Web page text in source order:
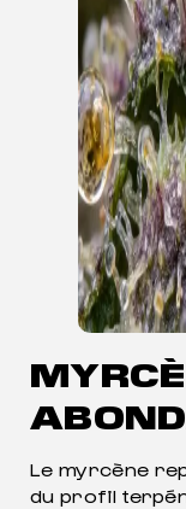
Le myrcène
du profil